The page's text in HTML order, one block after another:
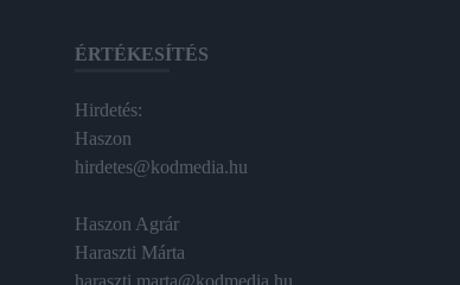
ÉRTÉKESÍTÉS
Hirdetés:
Haszon
hirdetes@kodmedia.hu
Haszon Agrár
Haraszti Márta